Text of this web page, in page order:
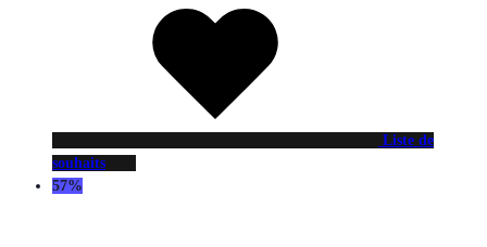
Liste de
souhaits
57%